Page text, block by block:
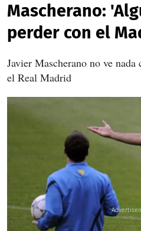
Mascherano:
perder con el
Javier Mascherano no ve
el Real Madrid